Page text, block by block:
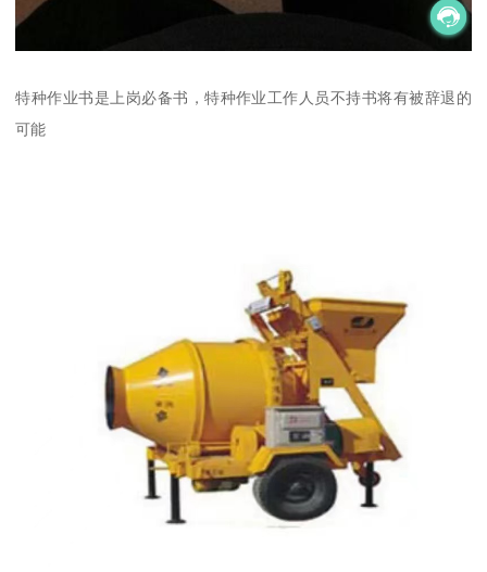
特种作业书是上岗必备书，特种作业工作人员不持书将有被辞退的
可能